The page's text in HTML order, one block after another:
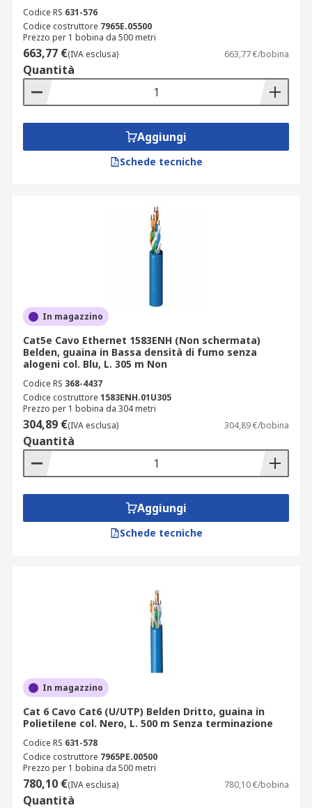
Codice RS 631-576
Codice costruttore 7965E.05500
Prezzo per 1 bobina da 500 metri
663,77 €(IVA esclusa) 663,77 €/bobina
Quantità
Aggiungi
Schede tecniche
In magazzino
Cat5e Cavo Ethernet 1583ENH (Non schermata)
Belden, guaina in Bassa densità di fumo senza
alogeni col. Blu, L. 305 m Non
Codice RS 368-4437
Codice costruttore 1583ENH.01U305
Prezzo per 1 bobina da 304 metri
304,89 €(IVA esclusa) 304,89 €/bobina
Quantità
Aggiungi
Schede tecniche
In magazzino
Cat 6 Cavo Cat6 (U/UTP) Belden Dritto, guaina in
Polietilene col. Nero, L. 500 m Senza terminazione
Codice RS 631-578
Codice costruttore 7965PE.00500
Prezzo per 1 bobina da 500 metri
780,10 €(IVA esclusa) 780,10 €/bobina
Quantità